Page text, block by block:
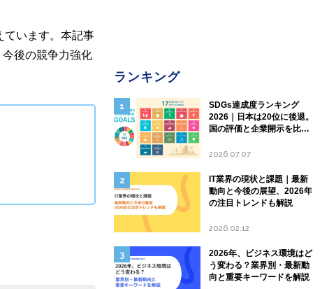
ています。本記事
後の競争力強化
ランキング
SDGs達成度ランキング
2026｜日本は20位に後退。
国の評価と企業開示を比較
2026.07.07
IT業界の現状と課題｜最新
動向と今後の展望、2026年
の注目トレンドも解説
2026.02.12
2026年、ビジネス環境はど
う変わる？業界別・最新動
向と重要キーワードを解説